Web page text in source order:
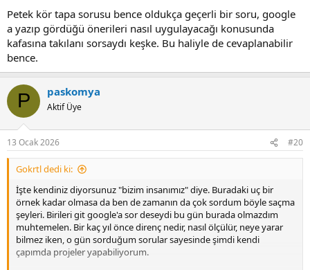
Petek kör tapa sorusu bence oldukça geçerli bir soru, google
a yazıp gördüğü önerileri nasıl uygulayacağı konusunda
kafasına takılanı sorsaydı keşke. Bu haliyle de cevaplanabilir
bence.
P paskomya
Aktif Üye
13 Ocak 2026 #20
Gokrtl dedi ki:
İşte kendiniz diyorsunuz "bizim insanımız" diye. Buradaki uç bir
örnek kadar olmasa da ben de zamanın da çok sordum böyle saçma
şeyleri. Birileri git google'a sor deseydi bu gün burada olmazdım
muhtemelen. Bir kaç yıl önce direnç nedir, nasıl ölçülür, neye yarar
bilmez iken, o gün sorduğum sorular sayesinde şimdi kendi
çapımda projeler yapabiliyorum.